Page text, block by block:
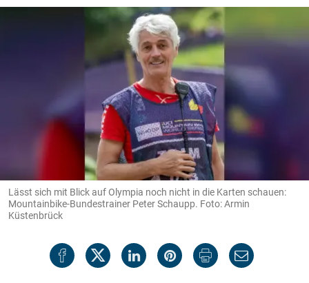
Lässt sich mit Blick auf Olympia noch nicht in die Karten schauen:
Mountainbike-Bundestrainer Peter Schaupp. Foto: Armin
Küstenbrück